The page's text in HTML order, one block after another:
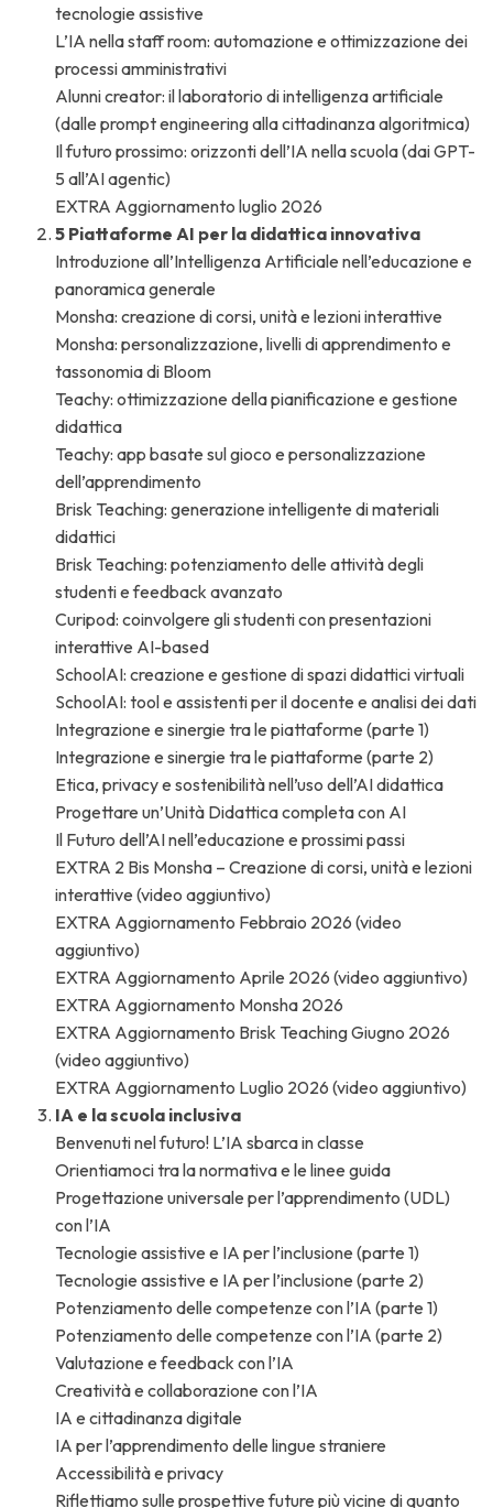
tecnologie assistive
L’IA nella staff room: automazione e ottimizzazione dei
processi amministrativi
Alunni creator: il laboratorio di intelligenza artificiale
(dalle prompt engineering alla cittadinanza algoritmica)
Il futuro prossimo: orizzonti dell’IA nella scuola (dai GPT-
5 all’AI agentic)
EXTRA Aggiornamento luglio 2026
5 Piattaforme AI per la didattica innovativa
Introduzione all’Intelligenza Artificiale nell’educazione e
panoramica generale
Monsha: creazione di corsi, unità e lezioni interattive
Monsha: personalizzazione, livelli di apprendimento e
tassonomia di Bloom
Teachy: ottimizzazione della pianificazione e gestione
didattica
Teachy: app basate sul gioco e personalizzazione
dell’apprendimento
Brisk Teaching: generazione intelligente di materiali
didattici
Brisk Teaching: potenziamento delle attività degli
studenti e feedback avanzato
Curipod: coinvolgere gli studenti con presentazioni
interattive AI-based
SchoolAI: creazione e gestione di spazi didattici virtuali
SchoolAI: tool e assistenti per il docente e analisi dei dati
Integrazione e sinergie tra le piattaforme (parte 1)
Integrazione e sinergie tra le piattaforme (parte 2)
Etica, privacy e sostenibilità nell’uso dell’AI didattica
Progettare un’Unità Didattica completa con AI
Il Futuro dell’AI nell’educazione e prossimi passi
EXTRA 2 Bis Monsha – Creazione di corsi, unità e lezioni
interattive (video aggiuntivo)
EXTRA Aggiornamento Febbraio 2026 (video
aggiuntivo)
EXTRA Aggiornamento Aprile 2026 (video aggiuntivo)
EXTRA Aggiornamento Monsha 2026
EXTRA Aggiornamento Brisk Teaching Giugno 2026
(video aggiuntivo)
EXTRA Aggiornamento Luglio 2026 (video aggiuntivo)
IA e la scuola inclusiva
Benvenuti nel futuro! L’IA sbarca in classe
Orientiamoci tra la normativa e le linee guida
Progettazione universale per l’apprendimento (UDL)
con l’IA
Tecnologie assistive e IA per l’inclusione (parte 1)
Tecnologie assistive e IA per l’inclusione (parte 2)
Potenziamento delle competenze con l’IA (parte 1)
Potenziamento delle competenze con l’IA (parte 2)
Valutazione e feedback con l’IA
Creatività e collaborazione con l’IA
IA e cittadinanza digitale
IA per l’apprendimento delle lingue straniere
Accessibilità e privacy
Riflettiamo sulle prospettive future più vicine di quanto